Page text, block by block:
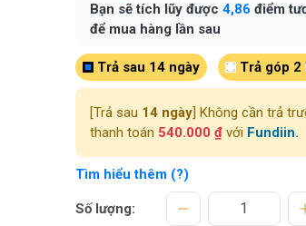
Bạn sẽ tích lũy được 4,86 điểm
để mua hàng lần sau
Trả sau 14 ngày Trả góp 2
[Trả sau 14 ngày] Không cần trả
thanh toán 540.000 ₫với Fundiin.
Tìm hiểu thêm (?)
Số lượng: